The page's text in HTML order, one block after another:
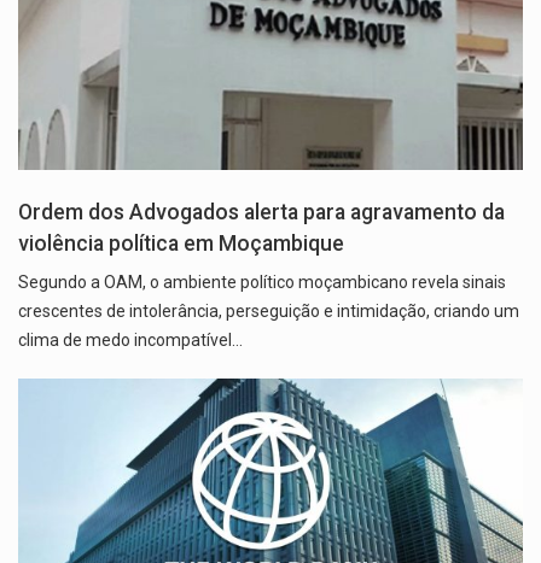
Ordem dos Advogados alerta para agravamento da
violência política em Moçambique
Segundo a OAM, o ambiente político moçambicano revela sinais
crescentes de intolerância, perseguição e intimidação, criando um
clima de medo incompatível…